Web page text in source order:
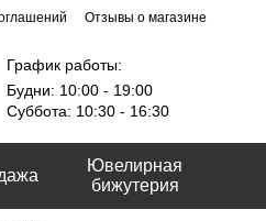
Отзывы о магазине
График работы:
Будни: 10:00 - 19:00
Суббота: 10:30 - 16:30
Ювелирная
бижутерия